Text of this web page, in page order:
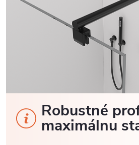
Robustné
maximálnu